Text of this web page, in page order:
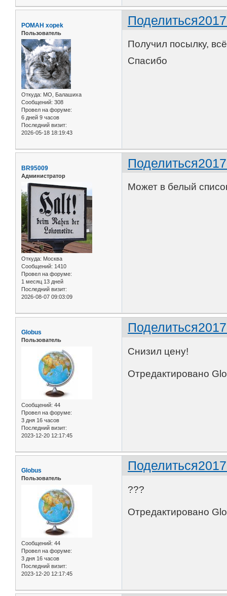
Поделиться
POMAH xopek
Пользователь
Откуда: МО, Балашиха
Сообщений: 308
Провел на форуме:
6 дней 9 часов
Последний визит:
2026-05-18 18:19:43
Получил посылку,
Спасибо
Поделиться
BR95009
Администратор
Откуда: Москва
Сообщений: 1410
Провел на форуме:
1 месяц 13 дней
Последний визит:
2026-08-07 09:03:09
Может в белый
Поделиться
Globus
Пользователь
Сообщений: 44
Провел на форуме:
3 дня 16 часов
Последний визит:
2023-12-20 12:17:45
Снизил цену!
Отредактировано
Поделиться
Globus
Пользователь
Сообщений: 44
Провел на форуме:
3 дня 16 часов
Последний визит:
2023-12-20 12:17:45
???
Отредактировано